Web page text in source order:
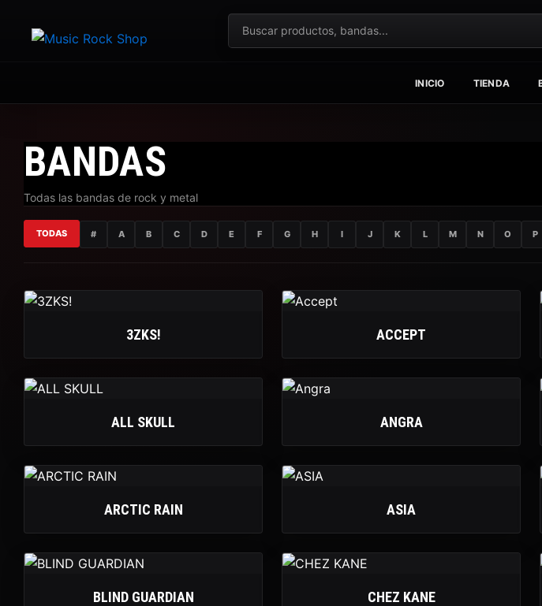
Buscar
productos
INICIO TIENDA
BANDAS
Todas las bandas de rock y metal
TODAS # A B C D E F G H I J K L M N O P
3ZKS! ACCEPT
ALL SKULL ANGRA
ARCTIC RAIN ASIA
BLIND GUARDIAN CHEZ KANE